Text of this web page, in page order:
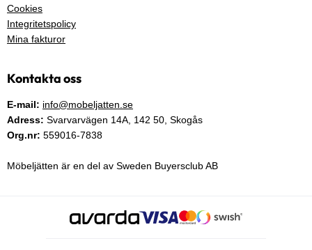
Cookies
Integritetspolicy
Mina fakturor
Kontakta oss
E-mail: info@mobeljatten.se
Adress: Svarvarvägen 14A, 142 50 , Skogås
Org.nr: 559016-7838
Möbeljätten är en del av Sweden Buyersclub AB